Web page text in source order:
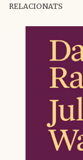
RELACIONATS